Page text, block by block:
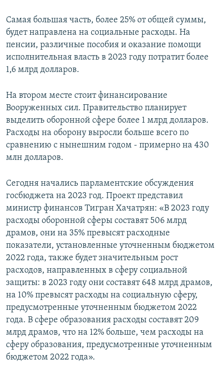
Самая большая часть, более 25% от общей суммы,
будет направлена на социальные расходы. На
пенсии, различные пособия и оказание помощи
исполнительная власть в 2023 году потратит более
1,6 млрд долларов.
На втором месте стоит финансирование
Вооруженных сил. Правительство планирует
выделить оборонной сфере более 1 млрд долларов.
Расходы на оборону выросли больше всего по
сравнению с нынешним годом - примерно на 430
млн долларов.
Сегодня начались парламентские обсуждения
госбюджета на 2023 год. Проект представил
министр финансов Тигран Хачатрян: «В 2023 году
расходы оборонной сферы составят 506 млрд
драмов, они на 35% превысят расходные
показатели, установленные уточненным бюджетом
2022 года, также будет значительным рост
расходов, направленных в сферу социальной
защиты: в 2023 году они составят 648 млрд драмов,
на 10% превысят расходы на социальную сферу,
предусмотренные уточненным бюджетом 2022
года. В сфере образования расходы составят 209
млрд драмов, что на 12% больше, чем расходы на
сферу образования, предусмотренные уточненным
бюджетом 2022 года».